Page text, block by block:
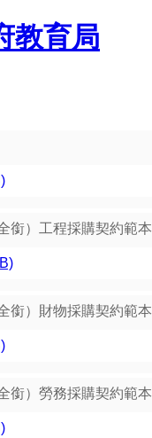
教育局
銜）工程採購契約範本
銜）財物採購契約範本
銜）勞務採購契約範本